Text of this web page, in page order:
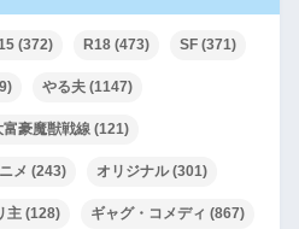
Todestrieb～』
険もの
(372) R18 (473) SF (371)
やる夫 (1147)
豪魔獣戦線 (121)
メ (243) オリジナル(301)
主 (128) ギャグ・コメディ (867)